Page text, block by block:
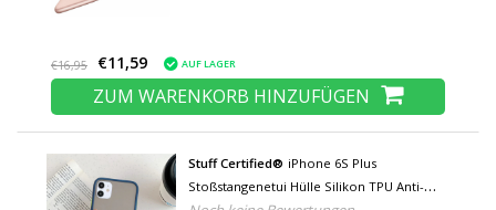
€16,95 €11,59 AUF LAGER
ZUM WARENKORB HINZUFÜGEN
Stuff Certified® iPhone 6S Plus
Stoßstangenetui Hülle Silikon TPU Anti-